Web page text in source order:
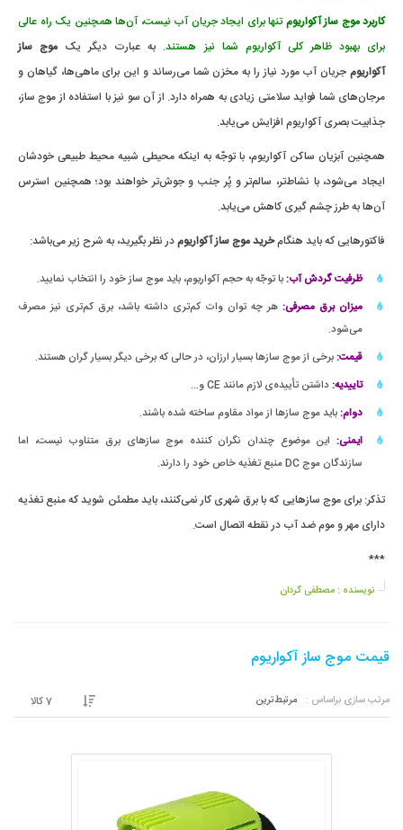
کاربرد موج ساز آکواریوم تنها برای ایجاد جریان آب نیست، آن‌ها همچنین یک راه عالی
برای بهبود ظاهر کلی آکواریوم شما نیز هستند. به عبارت دیگر یک موج ساز
آکواریوم جریان آب مورد نیاز را به مخزن شما می‌رساند و این برای ماهی‌ها، گیاهان و
مرجان‌های شما فواید سلامتی زیادی به همراه دارد. از آن سو نیز با استفاده از موج ساز،
جذابیت بصری آکواریوم افزایش می‌یابد.
همچنین آبزیان ساکن آکواریوم، با توجّه به اینکه محیطی شبیه محیط طبیعی خودشان
ایجاد می‌شود، با نشاط‌تر، سالم‌تر و پُر جنب و جوش‌تر خواهند بود؛ همچنین استرس
آن‌ها به طرز چشم گیری کاهش می‌یابد.
فاکتورهایی که باید هنگامخرید موج ساز آکواریومدر نظر بگیرید، به شرح زیر می‌باشد:
ظرفیت گردش آب:با توجّه به حجم آکواریوم، باید موج ساز خود را انتخاب نمایید.
میزان برق مصرفی: هر چه توان وات کم‌تری داشته باشد، برق کم‌تری نیز مصرف
می‌شود.
قیمت:برخی از موج سازها بسیار ارزان، در حالی که برخی دیگر بسیار گران هستند.
تاییدیه:داشتن تأییده‌ی لازم مانند CE و...
دوام:باید موج سازها از مواد مقاوم ساخته شده باشند.
ایمنی: این موضوع چندان نگران کننده موج سازهای برق متناوب نیست، اما
سازندگان موج DC منبع تغذیه خاص خود را دارند.
تذکر: برای موج سازهایی که با برق شهری کار نمی‌کنند، باید مطمئن شوید که منبع تغذیه
دارای مهر و موم ضد آب در نقطه اتصال است.
***
نویسنده :مصطفی گردان
قیمت موج ساز آکواریوم
7کالا مرتب سازی براساس : مرتبط‌ترین